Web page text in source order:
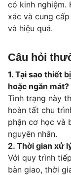
có kinh nghiệm.
xác và cung
và hiệu quả.
Câu hỏi
1. Tại sao thiết
hoặc ngăn mát?
Tình trạng này
hoàn tất chu
phận cơ học và
nguyên nhân.
2. Thời gian xử
Với quy trình
bàn giao, thời